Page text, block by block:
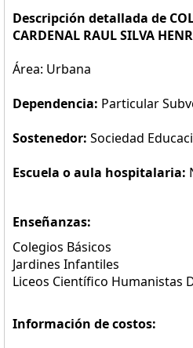
Descripción detallada de
CARDENAL RAUL SILVA
Área: Urbana
Dependencia: Particular
Sostenedor: Sociedad
Escuela o aula hospitalaria:
Enseñanzas:
Colegios Básicos
Jardines Infantiles
Liceos Científico Humanistas
Información de costos: